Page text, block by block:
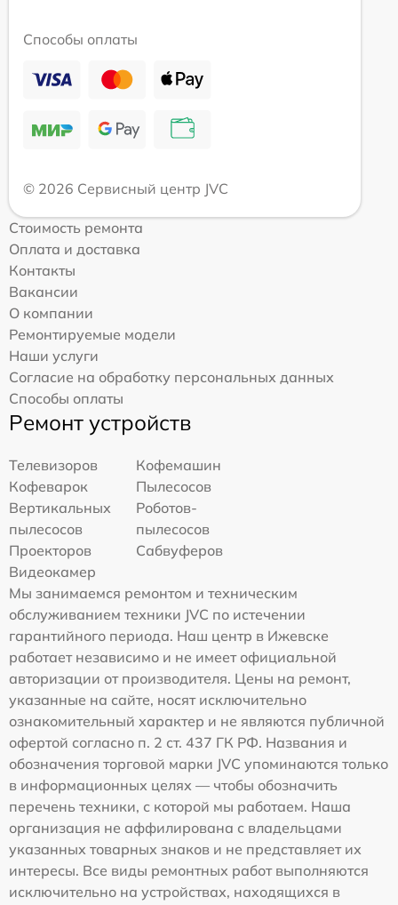
Способы оплаты
© 2026 Сервисный центр JVC
Стоимость ремонта
Оплата и доставка
Контакты
Вакансии
О компании
Ремонтируемые модели
Наши услуги
Согласие на обработку персональных данных
Способы оплаты
Ремонт устройств
Телевизоров
Кофемашин
Кофеварок
Пылесосов
Вертикальных
пылесосов
Роботов-
пылесосов
Проекторов
Сабвуферов
Видеокамер
Мы занимаемся ремонтом и техническим
обслуживанием техники JVC по истечении
гарантийного периода. Наш центр в Ижевске
работает независимо и не имеет официальной
авторизации от производителя. Цены на ремонт,
указанные на сайте, носят исключительно
ознакомительный характер и не являются публичной
офертой согласно п. 2 ст. 437 ГК РФ. Названия и
обозначения торговой марки JVC упоминаются только
в информационных целях — чтобы обозначить
перечень техники, с которой мы работаем. Наша
организация не аффилирована с владельцами
указанных товарных знаков и не представляет их
интересы. Все виды ремонтных работ выполняются
исключительно на устройствах, находящихся в